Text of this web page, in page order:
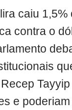
caiu 1,5%
contra o
e